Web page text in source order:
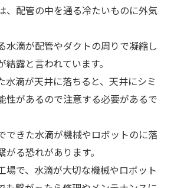
、配管の中を通る冷たいものに外気
水滴が配管やダクトの周りで凝縮し
露と言われています。
水滴が天井に落ちると、天井にシミ
性があるので注意する必要があるで
できた水滴が機械やロボットのに落
る恐れがあります。
場で、水滴が大切な機械やロボット